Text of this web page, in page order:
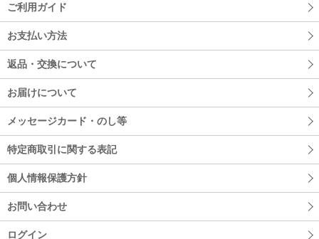
ご利用ガイド
お支払い方法
返品・交換について
お届けについて
メッセージカード・のし等
特定商取引に関する表記
個人情報保護方針
お問い合わせ
ログイン